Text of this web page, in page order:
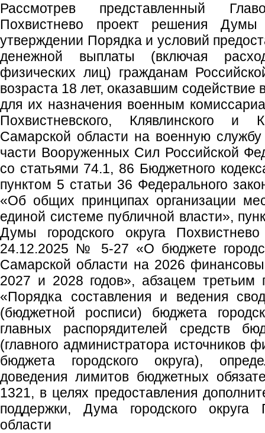
Рассмотрев представленный
Похвистнево проект решения Думы
утверждении Порядка и условий
денежной выплаты (включая
физических лиц) гражданам
возраста 18 лет, оказавшим содействие
для их назначения военным
Похвистневского, Клявлинского и
Самарской области на военную службу
части Вооруженных Сил Российской
со статьями 74.1, 86 Бюджетного
пунктом 5 статьи 36 Федерального
«Об общих принципах организации
единой системе публичной власти»,
Думы городского округа
24.12.2025 № 5-27 «О бюджете
Самарской области на 2026
2027 и 2028 годов», абзацем третьим
«Порядка составления и ведения
(бюджетной росписи) бюджета
главных распорядителей средств
(главного администратора источников
бюджета городского округа),
доведения лимитов бюджетных
1321, в целях предоставления
поддержки, Дума городского округа
области